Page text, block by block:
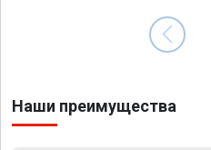
Наши преимущества